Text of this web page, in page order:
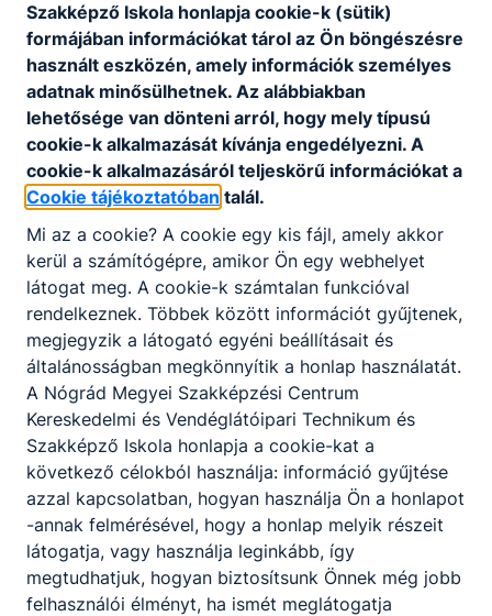
Cím
3100 Salgótarján, Rákóczi út 60.
Nógrád Vármegyei SZC Szent-
Györgyi Albert Technikum
Telefon
+36 35 300 622
Weboldal
Meglátogat
Cím
2660 Balassagyarmat, Rákóczi fejedelem út 50.
Nógrád Vármegyei SZC Szondi
György Technikum és Szakképző
Iskola
Telefon
+36 35 501 600
Weboldal
Meglátogat
Szakképző Iskola honlapja cookie-k (sütik)
formájában információkat tárol az Ön böngészésre
használt eszközén, amely információk személyes
adatnak minősülhetnek. Az alábbiakban
lehetősége van dönteni arról, hogy mely típusú
cookie-k alkalmazását kívánja engedélyezni. A
cookie-k alkalmazásáról teljeskörű információkat a
Cookie tájékoztatóban talál.
Mi az a cookie? A cookie egy kis fájl, amely akkor
kerül a számítógépre, amikor Ön egy webhelyet
látogat meg. A cookie-k számtalan funkcióval
rendelkeznek. Többek között információt gyűjtenek,
megjegyzik a látogató egyéni beállításait és
általánosságban megkönnyítik a honlap használatát.
A Nógrád Megyei Szakképzési Centrum
Kereskedelmi és Vendéglátóipari Technikum és
Szakképző Iskola honlapja a cookie-kat a
következő célokból használja: információ gyűjtése
azzal kapcsolatban, hogyan használja Ön a honlapot
-annak felmérésével, hogy a honlap melyik részeit
látogatja, vagy használja leginkább, így
megtudhatjuk, hogyan biztosítsunk Önnek még jobb
felhasználói élményt, ha ismét meglátogatja